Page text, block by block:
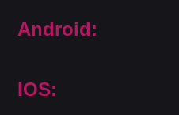
Android:
IOS: